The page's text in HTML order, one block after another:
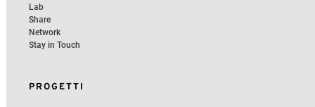
Lab
Share
Network
Stay in Touch
PROGETTI